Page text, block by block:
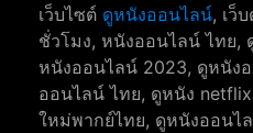
เว็บไซต์ ดูหนังออนไลน์, เว็
ชั่วโมง, หนังออนไลน์ ไทย,
หนังออนไลน์ 2023, ดูหนัง
ออนไลน์ ไทย, ดูหนัง
ใหม่พากย์ไทย, ดูหนังออนไ